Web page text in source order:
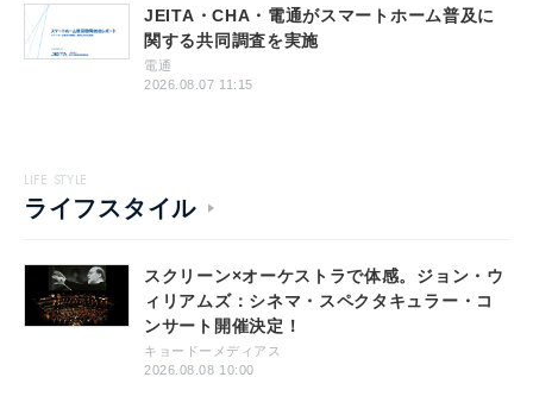
JEITA・CHA・電通がスマートホーム普及に
関する共同調査を実施
電通
2026.08.07 11:15
LIFE STYLE
ライフスタイル
スクリーン×オーケストラで体感。ジョン・ウ
ィリアムズ：シネマ・スペクタキュラー・コ
ンサート開催決定！
キョードーメディアス
2026.08.08 10:00